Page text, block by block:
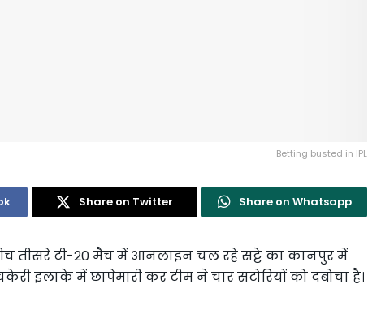
Betting busted in IPL
Share on Twitter Share on Whatsapp
तीसरे टी-20 मैच में आनलाइन चल रहे सट्टे का कानपुर में
इलाके में छापेमारी कर टीम ने चार सटोरियों को दबोचा है।